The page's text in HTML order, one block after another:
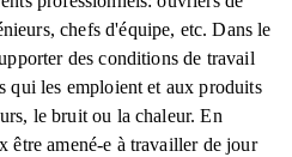
chefs d'équipe, etc. Dans le
des conditions de travail
qui les emploient et aux produits
le bruit ou la chaleur. En
être amené-e à travailler de jour